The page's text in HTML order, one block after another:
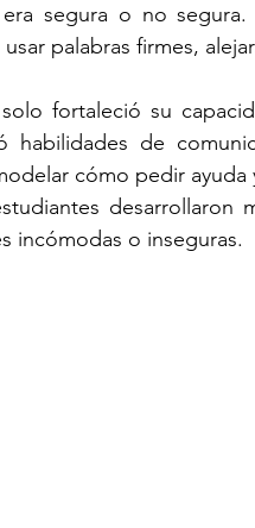
segura o no segura.
palabras firmes,
fortaleció su
habilidades de
cómo pedir
desarrollaron
incómodas o inseguras.